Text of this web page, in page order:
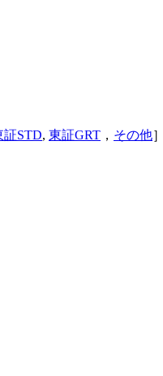
証STD, 東証GRT ， その他］